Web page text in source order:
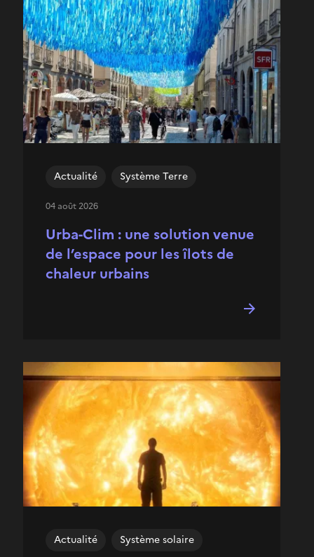
Urba-Clim : une solution venue
de l’espace pour les îlots de
chaleur urbains
Actualité Système Terre
04 août 2026
Actualité Système solaire